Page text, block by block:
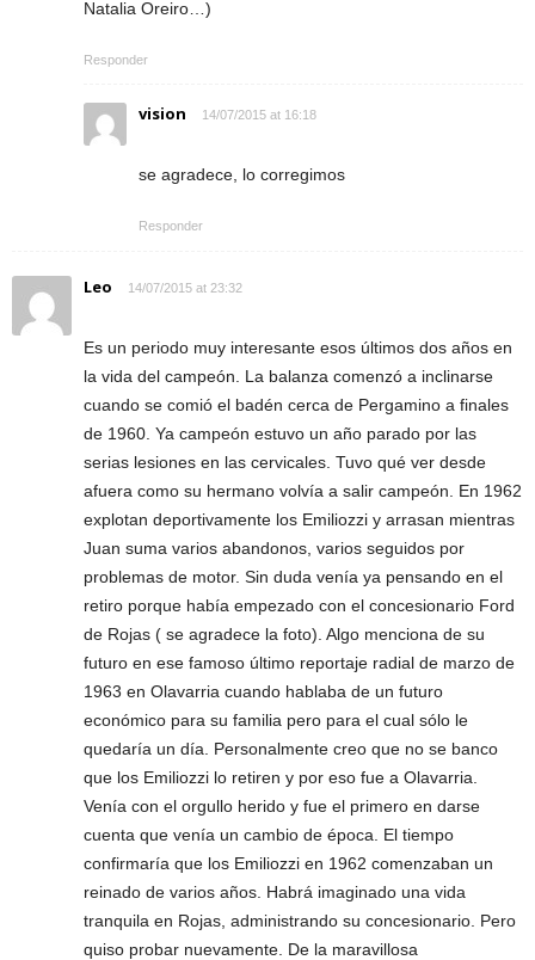
Natalia Oreiro…)
Responder
vision 14/07/2015 at 16:18
se agradece, lo corregimos
Responder
Leo 14/07/2015 at 23:32
Es un periodo muy interesante esos últimos dos años en
la vida del campeón. La balanza comenzó a inclinarse
cuando se comió el badén cerca de Pergamino a finales
de 1960. Ya campeón estuvo un año parado por las
serias lesiones en las cervicales. Tuvo qué ver desde
afuera como su hermano volvía a salir campeón. En 1962
explotan deportivamente los Emiliozzi y arrasan mientras
Juan suma varios abandonos, varios seguidos por
problemas de motor. Sin duda venía ya pensando en el
retiro porque había empezado con el concesionario Ford
de Rojas ( se agradece la foto). Algo menciona de su
futuro en ese famoso último reportaje radial de marzo de
1963 en Olavarria cuando hablaba de un futuro
económico para su familia pero para el cual sólo le
quedaría un día. Personalmente creo que no se banco
que los Emiliozzi lo retiren y por eso fue a Olavarria.
Venía con el orgullo herido y fue el primero en darse
cuenta que venía un cambio de época. El tiempo
confirmaría que los Emiliozzi en 1962 comenzaban un
reinado de varios años. Habrá imaginado una vida
tranquila en Rojas, administrando su concesionario. Pero
quiso probar nuevamente. De la maravillosa